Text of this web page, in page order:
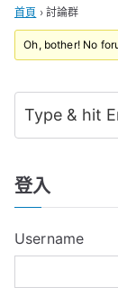
首頁 › 討論群
Oh, bother! No
登入
Username